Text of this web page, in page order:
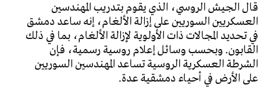
قال الجيش الروسي، الذي يقوم بتدريب المهندسين
العسكريين السوريين على إزالة الألغام، إنه ساعد دمشق
في تحديد المجالات ذات الأولوية لإزالة الألغام، بما في ذلك
القابون. وبحسب وسائل إعلام روسية رسمية، فإن
الشرطة العسكرية الروسية تساعد المهندسين السوريين
على الأرض في أحياء دمشقية عدة.